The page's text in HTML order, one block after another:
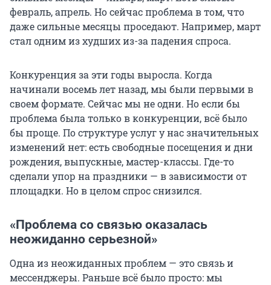
февраль, апрель. Но сейчас проблема в том, что
даже сильные месяцы проседают. Например, март
стал одним из худших из-за падения спроса.
Конкуренция за эти годы выросла. Когда
начинали восемь лет назад, мы были первыми в
своем формате. Сейчас мы не одни. Но если бы
проблема была только в конкуренции, всё было
бы проще. По структуре услуг у нас значительных
изменений нет: есть свободные посещения и дни
рождения, выпускные, мастер-классы. Где-то
сделали упор на праздники — в зависимости от
площадки. Но в целом спрос снизился.
«Проблема со связью оказалась
неожиданно серьезной»
Одна из неожиданных проблем — это связь и
мессенджеры. Раньше всё было просто: мы